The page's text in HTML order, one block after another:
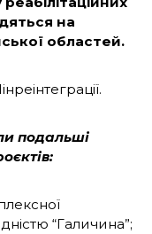
на
областей.
подальші
“Галичина”;